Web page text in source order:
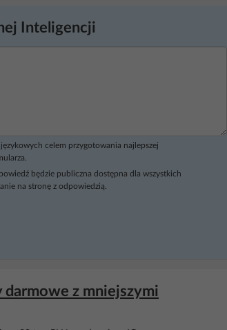
Inteligencji
celem przygotowania najlepszej
będzie publiczna dostępna dla wszystkich
na stronę z odpowiedzią.
darmowe z mniejszymi